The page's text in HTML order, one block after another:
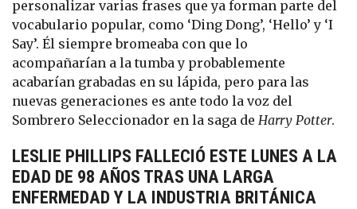
personalizar varias frases que ya forman parte del
vocabulario popular, como ‘Ding Dong’, ‘Hello’ y ‘I
Say’. Él siempre bromeaba con que lo
acompañarían a la tumba y probablemente
acabarían grabadas en su lápida, pero para las
nuevas generaciones es ante todo la voz del
Sombrero Seleccionador en la saga deHarry Potter.
LESLIE PHILLIPS FALLECIÓ ESTE LUNES A LA
EDAD DE 98 AÑOS TRAS UNA LARGA
ENFERMEDAD Y LA INDUSTRIA BRITÁNICA